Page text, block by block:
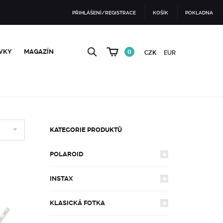
PŘIHLÁŠENÍ/REGISTRACE KOŠÍK POKLADNA
MAGAZÍN 0 CZK EUR
KATEGORIE PRODUKTŮ
POLAROID
FOTOAPARÁTY
600
INSTAX
FOTOAPARÁTY
KLASICKÁ FOTKA